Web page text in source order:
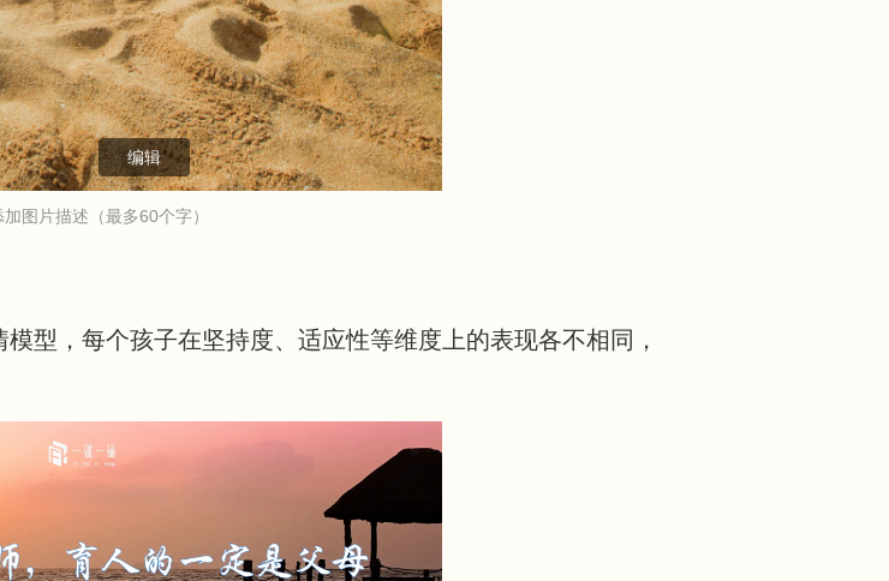
加图片描述（最多60个字）
编辑
型，每个孩子在坚持度、适应性等维度上的表现各不相同，